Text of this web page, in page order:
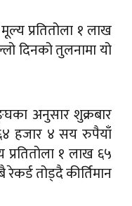
प्रतितोला १ लाख
दिनको तुलनामा यो
अनुसार शुक्रबार
हजार ४ सय रुपैयाँ
१ लाख ६५
तोड्दै कीर्तिमान